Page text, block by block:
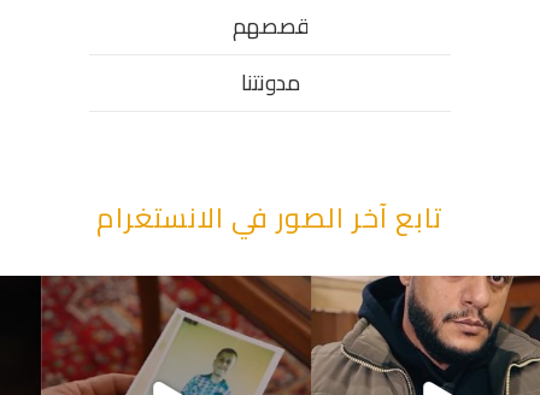
قصصهم
مدونتنا
تابع آخر الصور في الانستغرام
“وقت بيمرق العيد.. ببكي.” ف